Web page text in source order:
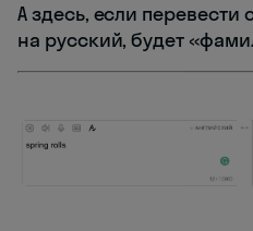
А здесь, если перевести
на русский, будет